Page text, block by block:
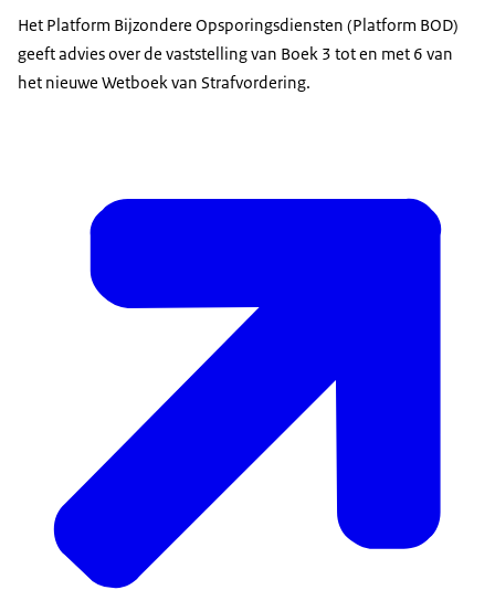
Het Platform Bijzondere Opsporingsdiensten (Platform BOD)
geeft advies over de vaststelling van Boek 3 tot en met 6 van
het nieuwe Wetboek van Strafvordering.